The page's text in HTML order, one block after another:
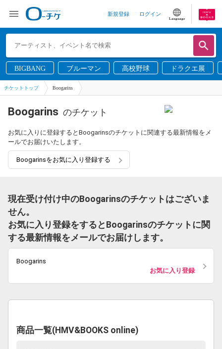
新規登録 ログイン
Language
BIGBANG ブルーマン 高校野球 ドラクエ展
チケットトップ Boogarins
Boogarins のチケット
お気に入りに登録するとBoogarinsのチケットに関連する最新情報をメ
ールでお届けいたします。
Boogarinsをお気に入り登録する
現在受け付け中のBoogarinsのチケットはございま
せん。
お気に入り登録をするとBoogarinsのチケットに関
する最新情報をメールでお届けします。
Boogarins
お気に入り登録
商品一覧(HMV&BOOKS online)